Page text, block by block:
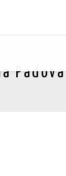
Padova